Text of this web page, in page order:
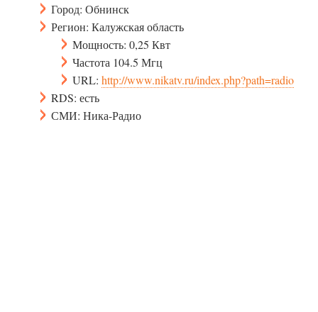
Город: Обнинск
Регион: Калужская область
Мощность: 0,25 Квт
Частота 104.5 Мгц
URL: http://www.nikatv.ru/index.php?path=radio
RDS: есть
СМИ: Ника-Радио